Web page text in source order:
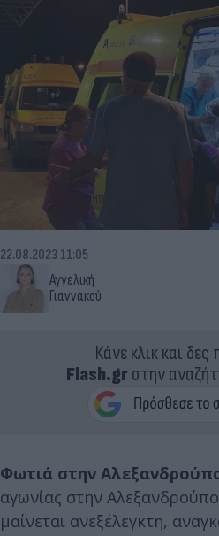
Αγγελική
Γιαννακού
22.08.2023 11:05
Κάνε κλικ και δες
Flash.grστην
Φωτιά στην
αγωνίας στην
μαίνεται ανεξέλεγκτη,